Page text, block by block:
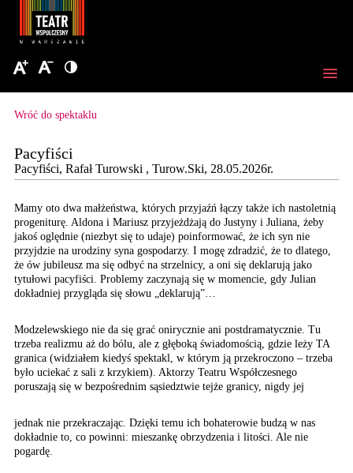
Wróć do spektaklu
Pacyfiści
Pacyfiści, Rafał Turowski , Turow.Ski, 28.05.2026r.
Mamy oto dwa małżeństwa, których przyjaźń łączy także ich nastoletnią
progeniturę. Aldona i Mariusz przyjeżdżają do Justyny i Juliana, żeby
jakoś oględnie (niezbyt się to udaje) poinformować, że ich syn nie
przyjdzie na urodziny syna gospodarzy. I mogę zdradzić, że to dlatego,
że ów jubileusz ma się odbyć na strzelnicy, a oni się deklarują jako
tytułowi pacyfiści. Problemy zaczynają się w momencie, gdy Julian
dokładniej przygląda się słowu „deklarują”…
Modzelewskiego nie da się grać onirycznie ani postdramatycznie. Tu
trzeba realizmu aż do bólu, ale z głęboką świadomością, gdzie leży TA
granica (widziałem kiedyś spektakl, w którym ją przekroczono – trzeba
było uciekać z sali z krzykiem). Aktorzy Teatru Współczesnego
poruszają się w bezpośrednim sąsiedztwie tejże granicy, nigdy jej
jednak nie przekraczając. Dzięki temu ich bohaterowie budzą w nas
dokładnie to, co powinni: mieszankę obrzydzenia i litości. Ale nie
pogardę.